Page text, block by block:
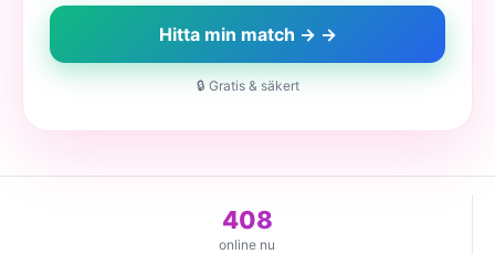
Hitta min match → →
🔒 Gratis & säkert
408
online nu